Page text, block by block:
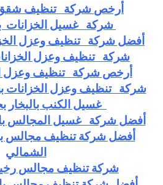
أرخص شركة تنظيف شقق
شركة غسيل الخزانات
أفضل شركة تنظيف وعزل
شركة تنظيف وعزل
أرخص شركة تنظيف وعزل
شركة تنظيف وعزل الخزانات
غسيل الكنب بالبخار
أفضل شركة غسيل المجالس
أفضل شركة تنظيف مجالس
الشمالي
شركة تنظيف مجالس